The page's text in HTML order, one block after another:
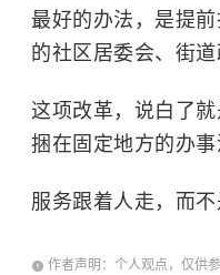
最好的办法，是提
的社区居委会、街
这项改革，说白了
捆在固定地方的办事
服务跟着人走，而不
作者声明：个人观点，仅供